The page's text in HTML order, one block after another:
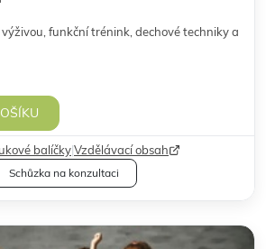
funkční trénink, dechové techniky a
balíčky|Vzdělávací obsah
Schůzka na konzultaci